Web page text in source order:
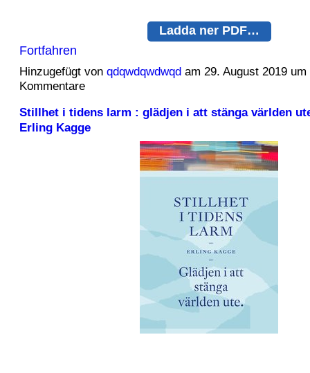
Ladda ner PDF…
Fortfahren
Hinzugefügt von qdqwdqwdwqdam 29. August 2019
Kommentare
Stillhet i tidens larm : glädjen i att stänga världen
Erling Kagge